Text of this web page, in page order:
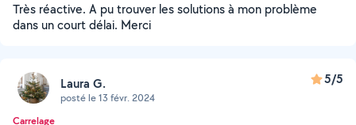
Très réactive. A pu trouver les solutions à mon problème
dans un court délai. Merci
Laura G.
posté le 13 févr. 2024
5/5
Carrelage